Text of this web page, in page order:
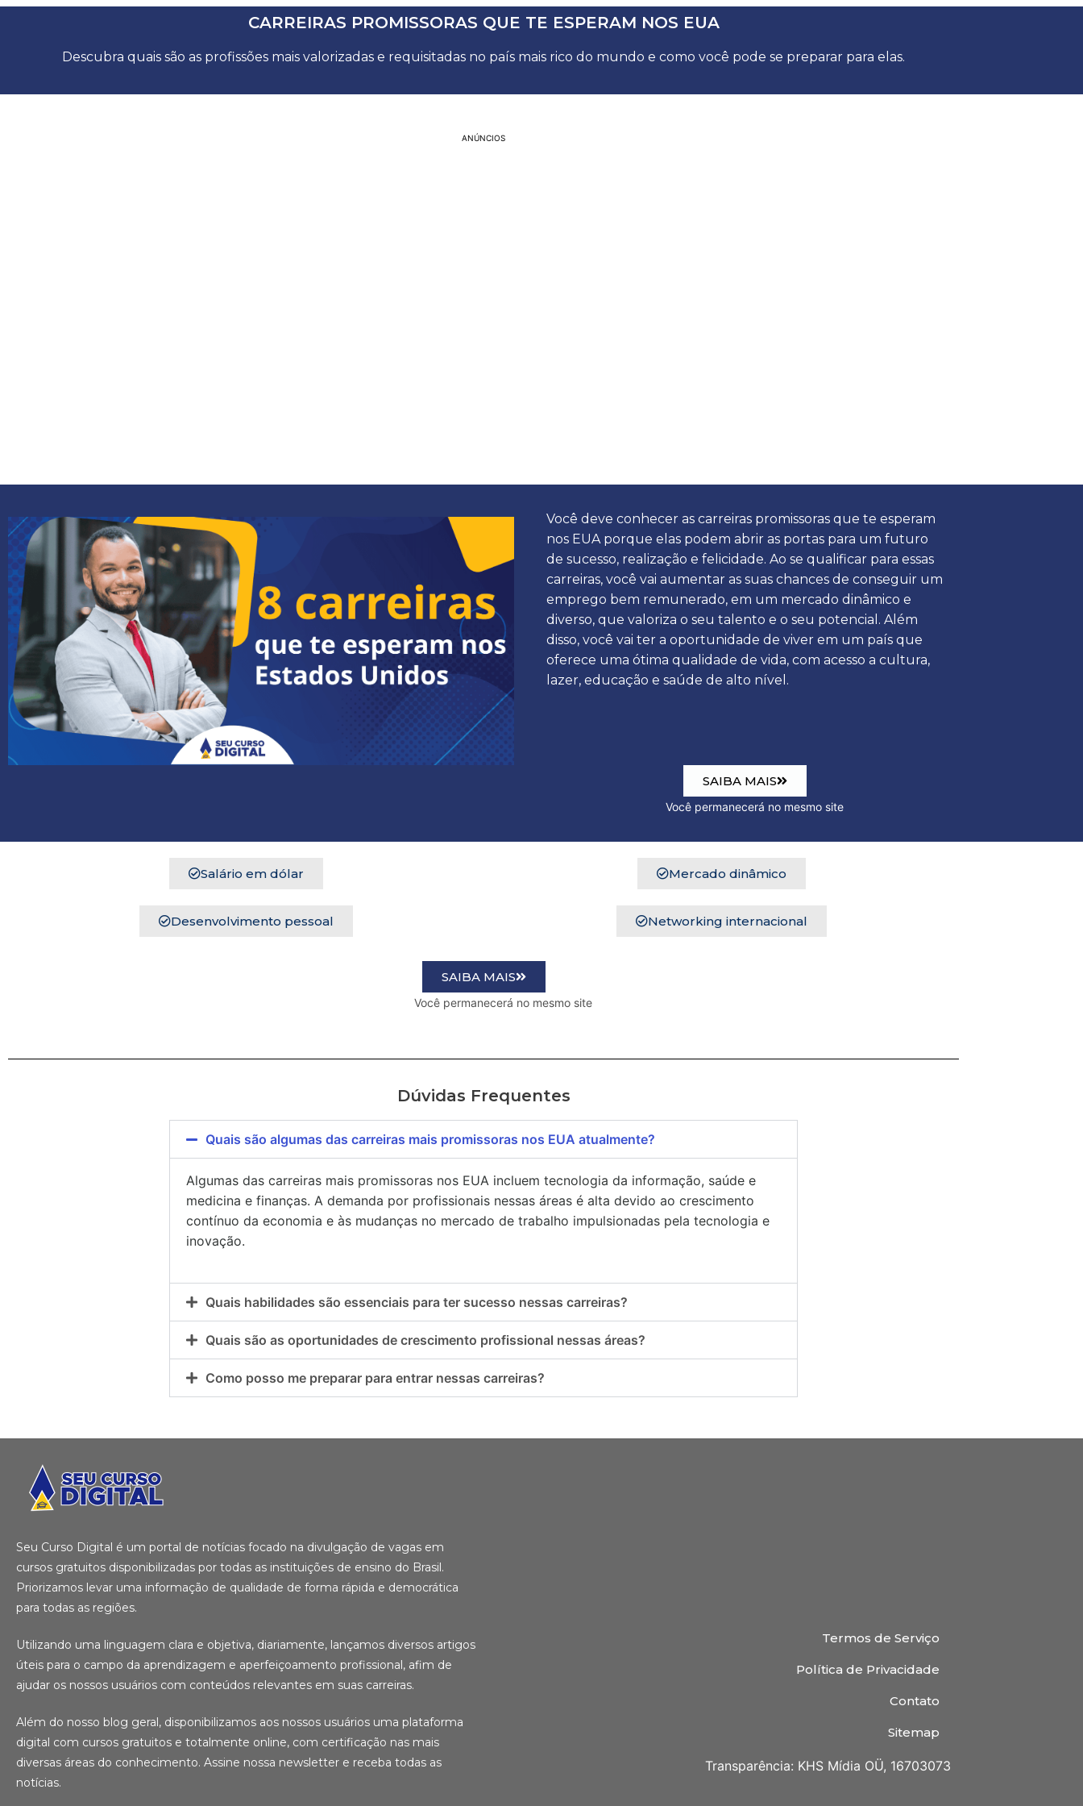
CARREIRAS PROMISSORAS QUE TE ESPERAM NOS EUA
Descubra quais são as profissões mais valorizadas e requisitadas no país mais rico do mundo e como você pode se preparar para elas.
ANÚNCIOS
Você deve conhecer as carreiras promissoras que te esperam
nos EUA porque elas podem abrir as portas para um futuro
de sucesso, realização e felicidade. Ao se qualificar para essas
carreiras, você vai aumentar as suas chances de conseguir um
emprego bem remunerado, em um mercado dinâmico e
diverso, que valoriza o seu talento e o seu potencial. Além
disso, você vai ter a oportunidade de viver em um país que
oferece uma ótima qualidade de vida, com acesso a cultura,
lazer, educação e saúde de alto nível.
SAIBA MAIS
Você permanecerá no mesmo site
Salário em dólar Mercado dinâmico
Desenvolvimento pessoal Networking internacional
SAIBA MAIS
Você permanecerá no mesmo site
Dúvidas Frequentes
Quais são algumas das carreiras mais promissoras nos EUA atualmente?
Algumas das carreiras mais promissoras nos EUA incluem tecnologia da informação, saúde e
medicina e finanças. A demanda por profissionais nessas áreas é alta devido ao crescimento
contínuo da economia e às mudanças no mercado de trabalho impulsionadas pela tecnologia e
inovação.
Quais habilidades são essenciais para ter sucesso nessas carreiras?
Quais são as oportunidades de crescimento profissional nessas áreas?
Como posso me preparar para entrar nessas carreiras?
Seu Curso Digital é um portal de notícias focado na divulgação de vagas em
cursos gratuitos disponibilizadas por todas as instituições de ensino do Brasil.
Priorizamos levar uma informação de qualidade de forma rápida e democrática
para todas as regiões.
Utilizando uma linguagem clara e objetiva, diariamente, lançamos diversos artigos
úteis para o campo da aprendizagem e aperfeiçoamento profissional, afim de
ajudar os nossos usuários com conteúdos relevantes em suas carreiras.
Além do nosso blog geral, disponibilizamos aos nossos usuários uma plataforma
digital com cursos gratuitos e totalmente online, com certificação nas mais
diversas áreas do conhecimento. Assine nossa newsletter e receba todas as
notícias.
Termos de Serviço
Política de Privacidade
Contato
Sitemap
Transparência: KHS Mídia OÜ, 16703073